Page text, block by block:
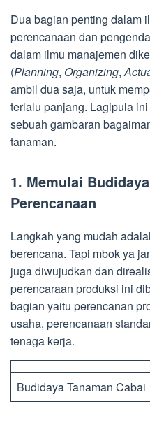
Dua bagian penting dalam
perencanaan dan
dalam ilmu manajemen
(Planning, Organizing,
ambil dua saja, untuk
terlalu panjang. Lagipula
sebuah gambaran
tanaman.
1. Memulai
Perencanaan
Langkah yang mudah
berencana. Tapi mbok ya
juga diwujudkan dan
perencaraan produksi ini
bagian yaitu perencanan
usaha, perencanaan
tenaga kerja.
Budidaya Tanaman Cabai